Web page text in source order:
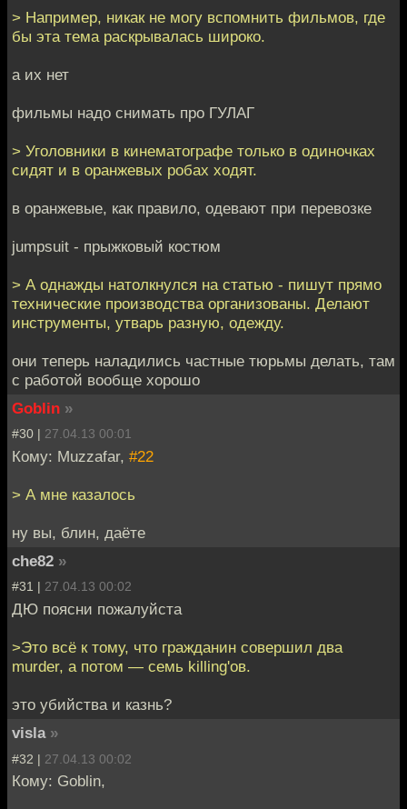
> Например, никак не могу вспомнить фильмов, где
бы эта тема раскрывалась широко.
а их нет
фильмы надо снимать про ГУЛАГ
> Уголовники в кинематографе только в одиночках
сидят и в оранжевых робах ходят.
в оранжевые, как правило, одевают при перевозке
jumpsuit - прыжковый костюм
> А однажды натолкнулся на статью - пишут прямо
технические производства организованы. Делают
инструменты, утварь разную, одежду.
они теперь наладились частные тюрьмы делать, там
с работой вообще хорошо
Goblin »
#30 | 27.04.13 00:01
Кому: Muzzafar, #22
> А мне казалось
ну вы, блин, даёте
che82 »
#31 | 27.04.13 00:02
ДЮ поясни пожалуйста
>Это всё к тому, что гражданин совершил два
murder, а потом — семь killing'ов.
это убийства и казнь?
visla »
#32 | 27.04.13 00:02
Кому: Goblin,